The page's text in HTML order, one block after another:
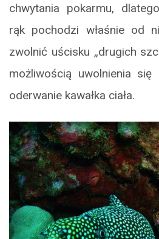
chwytania pokarmu,
rąk pochodzi właśnie od
zwolnić uścisku „drugich
możliwością uwolnienia
oderwanie kawałka ciała.